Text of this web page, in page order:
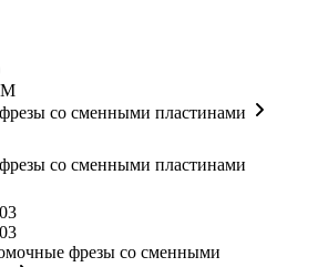
со сменными пластинами
со сменными пластинами
фрезы со сменными